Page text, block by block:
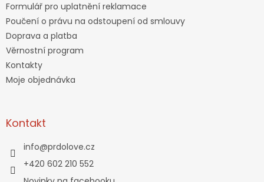
Formulář pro uplatnění reklamace
Poučení o právu na odstoupení od smlouvy
Doprava a platba
Věrnostní program
Kontakty
Moje objednávka
Kontakt
info@prdolove.cz
+420 602 210 552